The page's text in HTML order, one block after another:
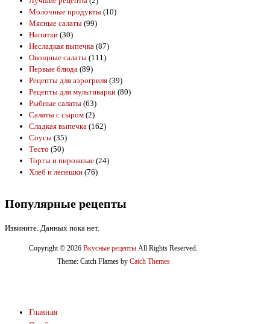
Молочные продукты (10)
Мясные салаты (99)
Напитки (30)
Несладкая выпечка (87)
Овощные салаты (111)
Первые блюда (89)
Рецепты для аэрогриля (39)
Рецепты для мультиварки (80)
Рыбные салаты (63)
Салаты с сыром (2)
Сладкая выпечка (162)
Соусы (35)
Тесто (50)
Торты и пирожные (24)
Хлеб и лепешки (76)
Популярные рецепты
Извините. Данных пока нет.
Copyright © 2026 Вкусные рецепты All Rights Reserved.
Theme: Catch Flames by Catch Themes
Главная